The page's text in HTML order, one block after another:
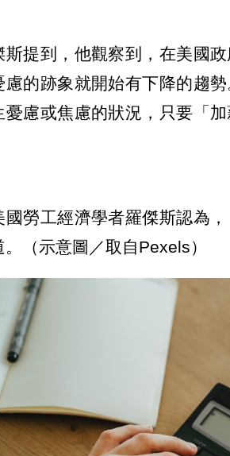
斯提到，他觀察到，在美國
慮的跡象就開始有下降的趨
憂慮或焦慮的狀況，只要「
勞工經濟學者羅傑斯認為
。（示意圖／取自Pexels）